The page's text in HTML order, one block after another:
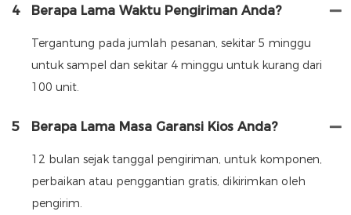
4 Berapa Lama Waktu Pengiriman Anda?
Tergantung pada jumlah pesanan, sekitar 5 minggu
untuk sampel dan sekitar 4 minggu untuk kurang dari
100 unit.
5 Berapa Lama Masa Garansi Kios Anda?
12 bulan sejak tanggal pengiriman, untuk komponen,
perbaikan atau penggantian gratis, dikirimkan oleh
pengirim.